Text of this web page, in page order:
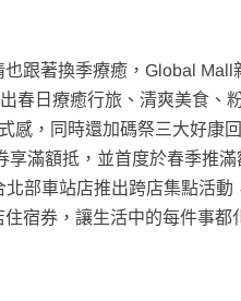
跟著換季療癒，Global Mall
春日療癒行旅、清爽美食、
，同時還加碼祭三大好康
滿額抵，並首度於春季推
部車站店推出跨店集點活動
宿券，讓生活中的每件事都